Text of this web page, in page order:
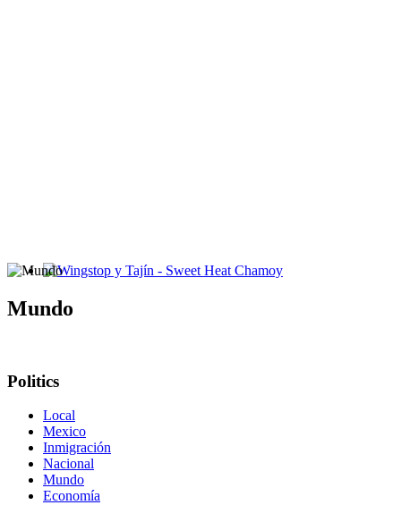
Mundo
Politics
Local
Mexico
Inmigración
Nacional
Mundo
Economía